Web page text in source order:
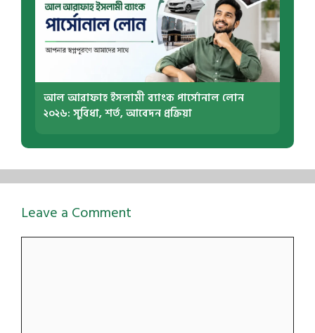
আল আরাফাহ ইসলামী ব্যাংক পার্সোনাল লোন
২০২৬: সুবিধা, শর্ত, আবেদন প্রক্রিয়া
Leave a Comment
Comment